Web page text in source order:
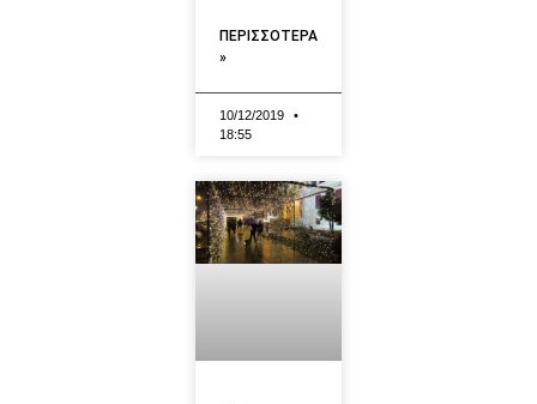
ΠΕΡΙΣΣΟΤΕΡΑ
»
10/12/2019
18:55